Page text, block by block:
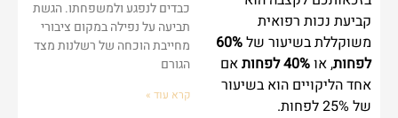
כבדים לנפגע ולמשפחתו. הגשת
תביעה על נפילה במקום ציבורי
מחייבת הוכחה של רשלנות מצד
הגורם
קרא עוד »
קביעת נכות רפואית
משוקללת בשיעור של60%
לפחות, או40% לפחות
אם
אחד הליקויים הוא בשיעור
של 25% לפחות.